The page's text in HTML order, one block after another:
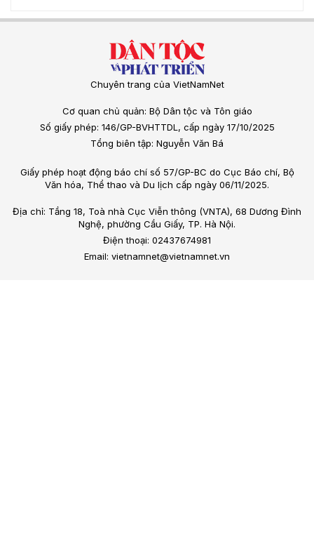
Chuyên trang của VietNamNet
Cơ quan chủ quản: Bộ Dân tộc và Tôn giáo
Số giấy phép: 146/GP-BVHTTDL, cấp ngày 17/10/2025
Tổng biên tập: Nguyễn Văn Bá
Giấy phép hoạt động báo chí số 57/GP-BC do Cục Báo chí, Bộ
Văn hóa, Thể thao và Du lịch cấp ngày 06/11/2025.
Địa chỉ: Tầng 18, Toà nhà Cục Viễn thông (VNTA), 68 Dương Đình
Nghệ, phường Cầu Giấy, TP. Hà Nội.
Điện thoại: 02437674981
Email: vietnamnet@vietnamnet.vn